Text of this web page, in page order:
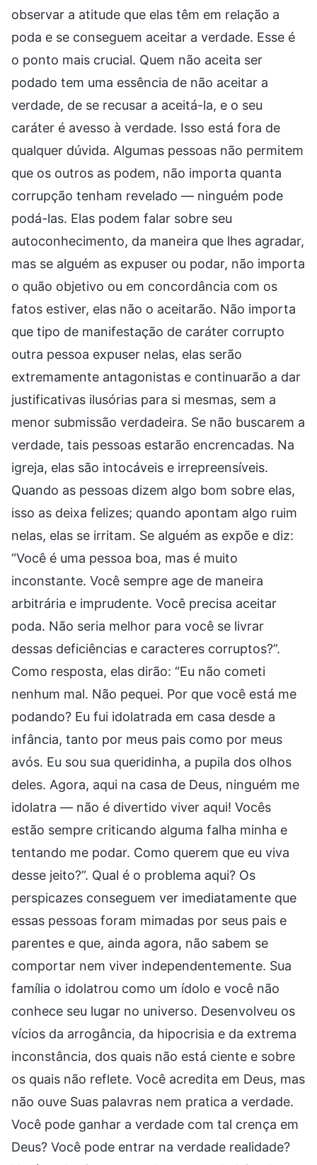
observar a atitude que elas têm em relação a
poda e se conseguem aceitar a verdade. Esse é
o ponto mais crucial. Quem não aceita ser
podado tem uma essência de não aceitar a
verdade, de se recusar a aceitá-la, e o seu
caráter é avesso à verdade. Isso está fora de
qualquer dúvida. Algumas pessoas não permitem
que os outros as podem, não importa quanta
corrupção tenham revelado — ninguém pode
podá-las. Elas podem falar sobre seu
autoconhecimento, da maneira que lhes agradar,
mas se alguém as expuser ou podar, não importa
o quão objetivo ou em concordância com os
fatos estiver, elas não o aceitarão. Não importa
que tipo de manifestação de caráter corrupto
outra pessoa expuser nelas, elas serão
extremamente antagonistas e continuarão a dar
justificativas ilusórias para si mesmas, sem a
menor submissão verdadeira. Se não buscarem a
verdade, tais pessoas estarão encrencadas. Na
igreja, elas são intocáveis e irrepreensíveis.
Quando as pessoas dizem algo bom sobre elas,
isso as deixa felizes; quando apontam algo ruim
nelas, elas se irritam. Se alguém as expõe e diz:
“Você é uma pessoa boa, mas é muito
inconstante. Você sempre age de maneira
arbitrária e imprudente. Você precisa aceitar
poda. Não seria melhor para você se livrar
dessas deficiências e caracteres corruptos?”.
Como resposta, elas dirão: “Eu não cometi
nenhum mal. Não pequei. Por que você está me
podando? Eu fui idolatrada em casa desde a
infância, tanto por meus pais como por meus
avós. Eu sou sua queridinha, a pupila dos olhos
deles. Agora, aqui na casa de Deus, ninguém me
idolatra — não é divertido viver aqui! Vocês
estão sempre criticando alguma falha minha e
tentando me podar. Como querem que eu viva
desse jeito?”. Qual é o problema aqui? Os
perspicazes conseguem ver imediatamente que
essas pessoas foram mimadas por seus pais e
parentes e que, ainda agora, não sabem se
comportar nem viver independentemente. Sua
família o idolatrou como um ídolo e você não
conhece seu lugar no universo. Desenvolveu os
vícios da arrogância, da hipocrisia e da extrema
inconstância, dos quais não está ciente e sobre
os quais não reflete. Você acredita em Deus, mas
não ouve Suas palavras nem pratica a verdade.
Você pode ganhar a verdade com tal crença em
Deus? Você pode entrar na verdade realidade?